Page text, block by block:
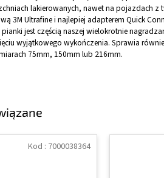
Kod : 7000038364
lakierowanych, nawet na pojazdach
3M Ultrafine i najlepiej adapterem Quick
jest częścią naszej wielokrotnie
wyjątkowego wykończenia. Sprawia
75mm, 150mm lub 216mm.